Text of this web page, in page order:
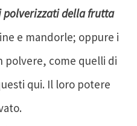
polverizzati della frutta
e mandorle; oppure i
come quelli di
qui. Il loro potere